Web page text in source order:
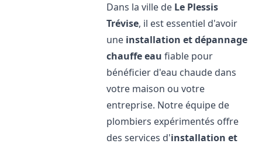
Dans la ville de Le Plessis
Trévise, il est essentiel d'avoir
une installation et dépannage
chauffe eau fiable pour
bénéficier d'eau chaude dans
votre maison ou votre
entreprise. Notre équipe de
plombiers expérimentés offre
des services d'installation et